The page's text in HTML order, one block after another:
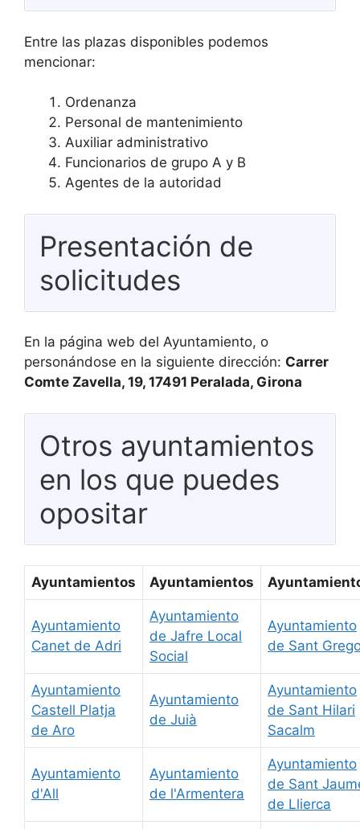
Entre las plazas disponibles podemos
mencionar:
Ordenanza
Personal de mantenimiento
Auxiliar administrativo
Funcionarios de grupo A y B
Agentes de la autoridad
Presentación de
solicitudes
En la página web del Ayuntamiento, o
personándose en la siguiente dirección: Carrer
Comte Zavella, 19, 17491 Peralada, Girona
Otros ayuntamientos
en los que puedes
opositar
Ayuntamientos Ayuntamientos
Ayuntamiento
Canet de Adri
Ayuntamiento
de Jafre Local
Social
Ayuntamiento
de Sant
Ayuntamiento
Castell Platja
de Aro
Ayuntamiento
de Juià
Ayuntamiento
de Sant Hilari
Sacalm
Ayuntamiento
d'All
Ayuntamiento
de l'Armentera
Ayuntamiento
de Sant
de Llierca